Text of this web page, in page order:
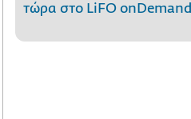
τώρα στo LiFO onDemand